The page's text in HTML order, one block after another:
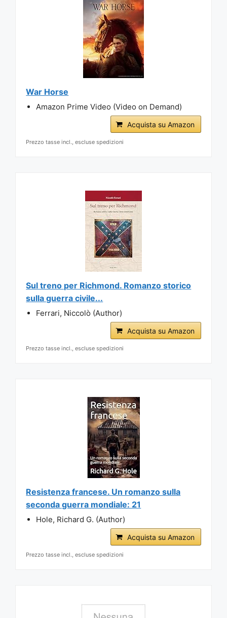
War Horse
Amazon Prime Video (Video on Demand)
Acquista su Amazon
Prezzo tasse incl., escluse spedizioni
Sul treno per Richmond. Romanzo storico
sulla guerra civile...
Ferrari, Niccolò (Author)
Acquista su Amazon
Prezzo tasse incl., escluse spedizioni
Resistenza francese. Un romanzo sulla
seconda guerra mondiale: 21
Hole, Richard G. (Author)
Acquista su Amazon
Prezzo tasse incl., escluse spedizioni